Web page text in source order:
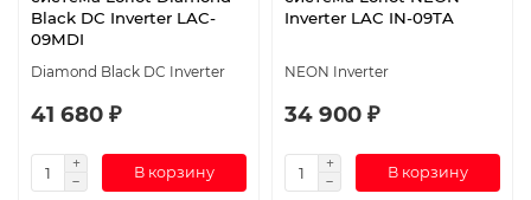
Black DC Inverter LAC-
09MDI
Diamond Black DC Inverter
41 680 ₽
В корзину
Inverter LAC IN-09TA
NEON Inverter
34 900 ₽
В корзину